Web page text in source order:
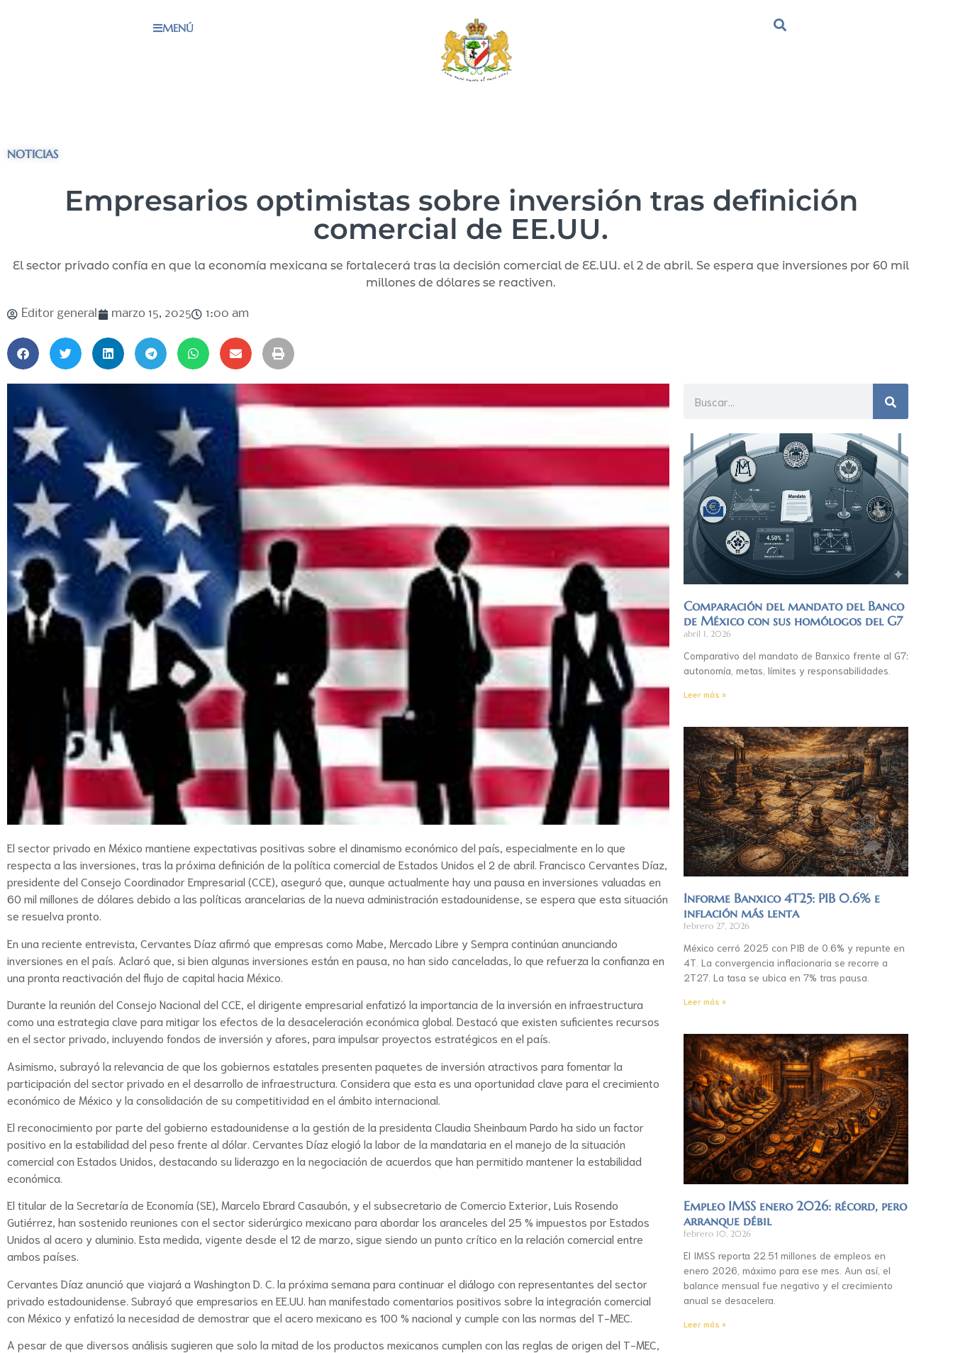
MENÚ
NOTICIAS
Empresarios optimistas sobre inversión tras definición
comercial de EE.UU.
El sector privado confía en que la economía mexicana se fortalecerá tras la decisión comercial de EE.UU. el 2 de abril. Se espera que inversiones por 60 mil
millones de dólares se reactiven.
Editor general marzo 15, 2025 1:00 am
El sector privado en México mantiene expectativas positivas sobre el dinamismo económico del país, especialmente en lo que
respecta a las inversiones, tras la próxima definición de la política comercial de Estados Unidos el 2 de abril. Francisco Cervantes Díaz,
presidente del Consejo Coordinador Empresarial (CCE), aseguró que, aunque actualmente hay una pausa en inversiones valuadas en
60 mil millones de dólares debido a las políticas arancelarias de la nueva administración estadounidense, se espera que esta situación
se resuelva pronto.
En una reciente entrevista, Cervantes Díaz afirmó que empresas como Mabe, Mercado Libre y Sempra continúan anunciando
inversiones en el país. Aclaró que, si bien algunas inversiones están en pausa, no han sido canceladas, lo que refuerza la confianza en
una pronta reactivación del flujo de capital hacia México.
Durante la reunión del Consejo Nacional del CCE, el dirigente empresarial enfatizó la importancia de la inversión en infraestructura
como una estrategia clave para mitigar los efectos de la desaceleración económica global. Destacó que existen suficientes recursos
en el sector privado, incluyendo fondos de inversión y afores, para impulsar proyectos estratégicos en el país.
Asimismo, subrayó la relevancia de que los gobiernos estatales presenten paquetes de inversión atractivos para fomentar la
participación del sector privado en el desarrollo de infraestructura. Considera que esta es una oportunidad clave para el crecimiento
económico de México y la consolidación de su competitividad en el ámbito internacional.
El reconocimiento por parte del gobierno estadounidense a la gestión de la presidenta Claudia Sheinbaum Pardo ha sido un factor
positivo en la estabilidad del peso frente al dólar. Cervantes Díaz elogió la labor de la mandataria en el manejo de la situación
comercial con Estados Unidos, destacando su liderazgo en la negociación de acuerdos que han permitido mantener la estabilidad
económica.
El titular de la Secretaría de Economía (SE), Marcelo Ebrard Casaubón, y el subsecretario de Comercio Exterior, Luis Rosendo
Gutiérrez, han sostenido reuniones con el sector siderúrgico mexicano para abordar los aranceles del 25 % impuestos por Estados
Unidos al acero y aluminio. Esta medida, vigente desde el 12 de marzo, sigue siendo un punto crítico en la relación comercial entre
ambos países.
Cervantes Díaz anunció que viajará a Washington D. C. la próxima semana para continuar el diálogo con representantes del sector
privado estadounidense. Subrayó que empresarios en EE.UU. han manifestado comentarios positivos sobre la integración comercial
con México y enfatizó la necesidad de demostrar que el acero mexicano es 100 % nacional y cumple con las normas del T-MEC.
A pesar de que diversos análisis sugieren que solo la mitad de los productos mexicanos cumplen con las reglas de origen del T-MEC,
Comparación del mandato del Banco
de México con sus homólogos del G7
abril 1, 2026
Comparativo del mandato de Banxico frente al G7:
autonomía, metas, límites y responsabilidades.
Leer más »
Informe Banxico 4T25: PIB 0.6% e
inflación más lenta
febrero 27, 2026
México cerró 2025 con PIB de 0.6% y repunte en
4T. La convergencia inflacionaria se recorre a
2T27. La tasa se ubica en 7% tras pausa.
Leer más »
Empleo IMSS enero 2026: récord, pero
arranque débil
febrero 10, 2026
El IMSS reporta 22.51 millones de empleos en
enero 2026, máximo para ese mes. Aun así, el
balance mensual fue negativo y el crecimiento
anual se desacelera.
Leer más »